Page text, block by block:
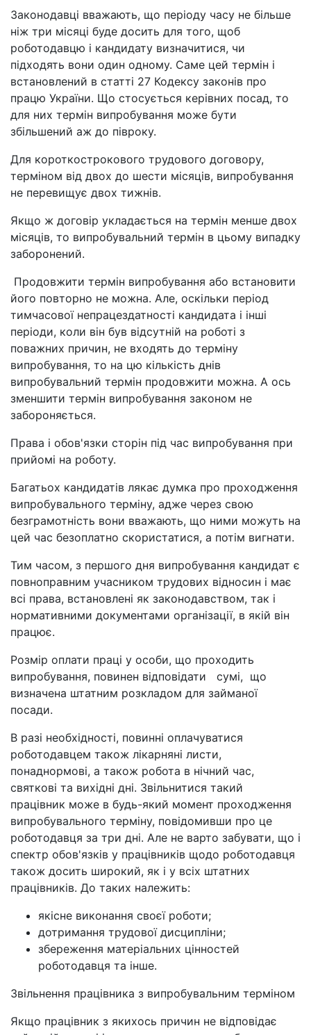
Законодавці вважають, що періоду часу не більше
ніж три місяці буде досить для того, щоб
роботодавцю і кандидату визначитися, чи
підходять вони один одному. Саме цей термін і
встановлений в статті 27 Кодексу законів про
працю України. Що стосується керівних посад, то
для них термін випробування може бути
збільшений аж до півроку.
Для короткострокового трудового договору,
терміном від двох до шести місяців, випробування
не перевищує двох тижнів.
Якщо ж договір укладається на термін менше двох
місяців, то випробувальний термін в цьому випадку
заборонений.
Продовжити термін випробування або встановити
його повторно не можна. Але, оскільки період
тимчасової непрацездатності кандидата і інші
періоди, коли він був відсутній на роботі з
поважних причин, не входять до терміну
випробування, то на цю кількість днів
випробувальний термін продовжити можна. А ось
зменшити термін випробування законом не
забороняється.
Права і обов'язки сторін під час випробування при
прийомі на роботу.
Багатьох кандидатів лякає думка про проходження
випробувального терміну, адже через свою
безграмотність вони вважають, що ними можуть на
цей час безоплатно скористатися, а потім вигнати.
Тим часом, з першого дня випробування кандидат є
повноправним учасником трудових відносин і має
всі права, встановлені як законодавством, так і
нормативними документами організації, в якій він
працює.
Розмір оплати праці у особи, що проходить
випробування, повинен відповідати сумі, що
визначена штатним розкладом для займаної
посади.
В разі необхідності, повинні оплачуватися
роботодавцем також лікарняні листи,
понаднормові, а також робота в нічний час,
святкові та вихідні дні. Звільнитися такий
працівник може в будь-який момент проходження
випробувального терміну, повідомивши про це
роботодавця за три дні. Але не варто забувати, що і
спектр обов'язків у працівників щодо роботодавця
також досить широкий, як і у всіх штатних
працівників. До таких належить:
якісне виконання своєї роботи;
дотримання трудової дисципліни;
збереження матеріальних цінностей
роботодавця та інше.
Звільнення працівника з випробувальним терміном
Якщо працівник з якихось причин не відповідає